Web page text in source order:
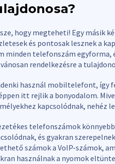
hogy megteheti! Egy másik
és pontosak lesznek a
minden telefonszám egyforma,
rendelkezésre a
használ mobiltelefont, így
itt rejlik a bonyodalom.
kapcsolódnak, nehéz
telefonszámok
és gyakran
számok a VoIP-számok,
használnak a nyomok